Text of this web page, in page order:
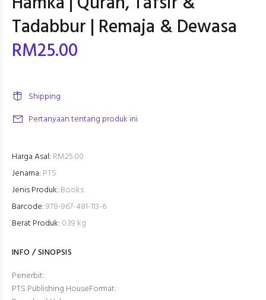
Tadabbur | Remaja & Dewasa
RM25.00
Shipping
Pertanyaan tentang produk ini
Harga Asal: RM25.00
Jenama: PTS
Jenis Produk: Books
Barcode:978-967-481-113-6
Berat Produk: 0.39 kg
INFO / SINOPSIS
Penerbit:
PTS Publishing HouseFormat: